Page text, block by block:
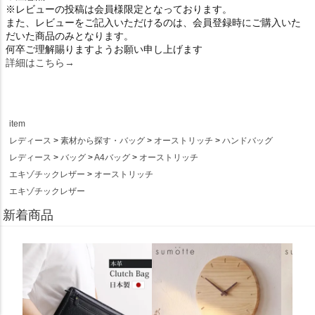
※レビューの投稿は会員様限定となっております。
また、レビューをご記入いただけるのは、会員登録時にご購入いた
だいた商品のみとなります。
何卒ご理解賜りますようお願い申し上げます
詳細はこちら→
item
レディース
素材から探す・バッグ オーストリッチ
ハンドバッグ
レディース
バッグ A4バッグ
オーストリッチ
エキゾチックレザー
オーストリッチ
エキゾチックレザー
新着商品